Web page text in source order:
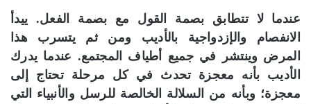
عندما لا تتطابق بصمة القول مع بصمة الفعل. ييدأ
الانفصام والإزدواجية بالأديب ومن ثم يتسرب هذا
المرض وينتشر في جميع أطياف المجتمع. عندما يدرك
الأديب بأنه معجزة تحدث في كل مرحلة تحتاج إلى
معجزة؛ وبأنه من السلالة الخالصة للرسل والأنبياء التي